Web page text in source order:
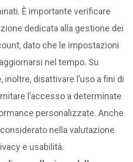
È importante verificare
dedicata alla gestione dei
dato che le impostazioni
nel tempo. Su
disattivare l’uso a fini di
l’accesso a determinate
personalizzate. Anche
nella valutazione
e usabilità.